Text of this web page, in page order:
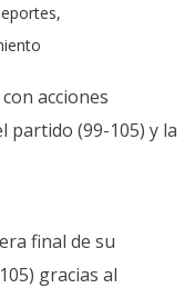
acciones
partido (99-105) y la
final de su
gracias al